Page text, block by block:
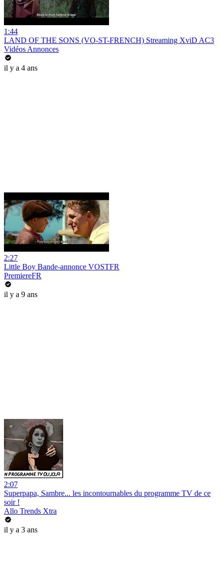
1:44
LAND OF THE SONS (VO-ST-FRENCH) Streaming XviD AC3
Vidéos Annonces
il y a 4 ans
2:27
Little Boy Bande-annonce VOSTFR
PremiereFR
il y a 9 ans
2:07
Superpapa, Sambre... les incontournables du programme TV de ce
soir !
Allo Trends Xtra
il y a 3 ans